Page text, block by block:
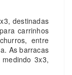
destinadas
carrinhos
entre
As barracas
3x3,